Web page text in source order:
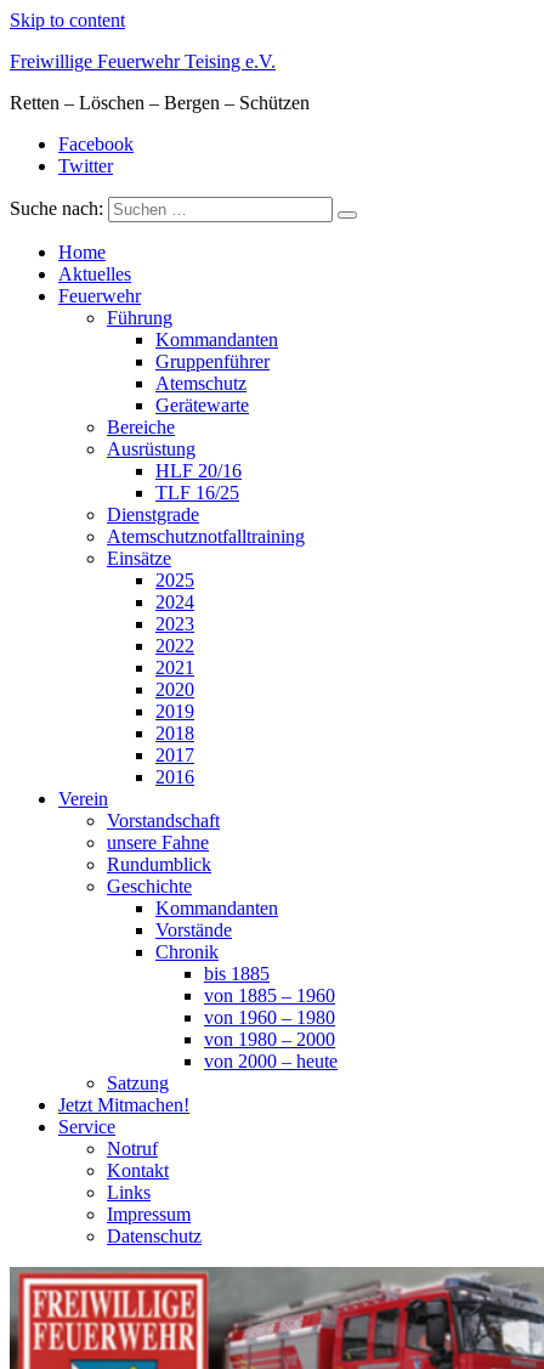
Skip to content
Freiwillige Feuerwehr Teising e.V.
Retten – Löschen – Bergen – Schützen
Facebook
Twitter
Suche nach:
Home
Aktuelles
Feuerwehr
Führung
Kommandanten
Gruppenführer
Atemschutz
Gerätewarte
Bereiche
Ausrüstung
HLF 20/16
TLF 16/25
Dienstgrade
Atemschutznotfalltraining
Einsätze
2025
2024
2023
2022
2021
2020
2019
2018
2017
2016
Verein
Vorstandschaft
unsere Fahne
Rundumblick
Geschichte
Kommandanten
Vorstände
Chronik
bis 1885
von 1885 – 1960
von 1960 – 1980
von 1980 – 2000
von 2000 – heute
Satzung
Jetzt Mitmachen!
Service
Notruf
Kontakt
Links
Impressum
Datenschutz